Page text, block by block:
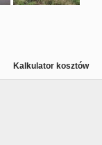
Kalkulator kosztów